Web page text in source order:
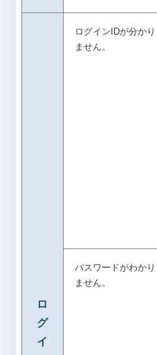
ロ
グ
イ
ログインIDが分かり
ません。
パスワードがわかり
ません。